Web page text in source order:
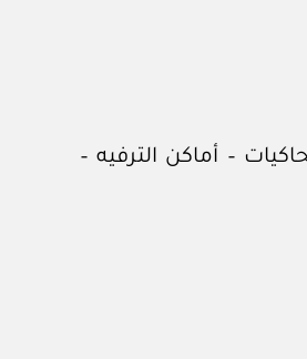
– أماكن الترفيه –